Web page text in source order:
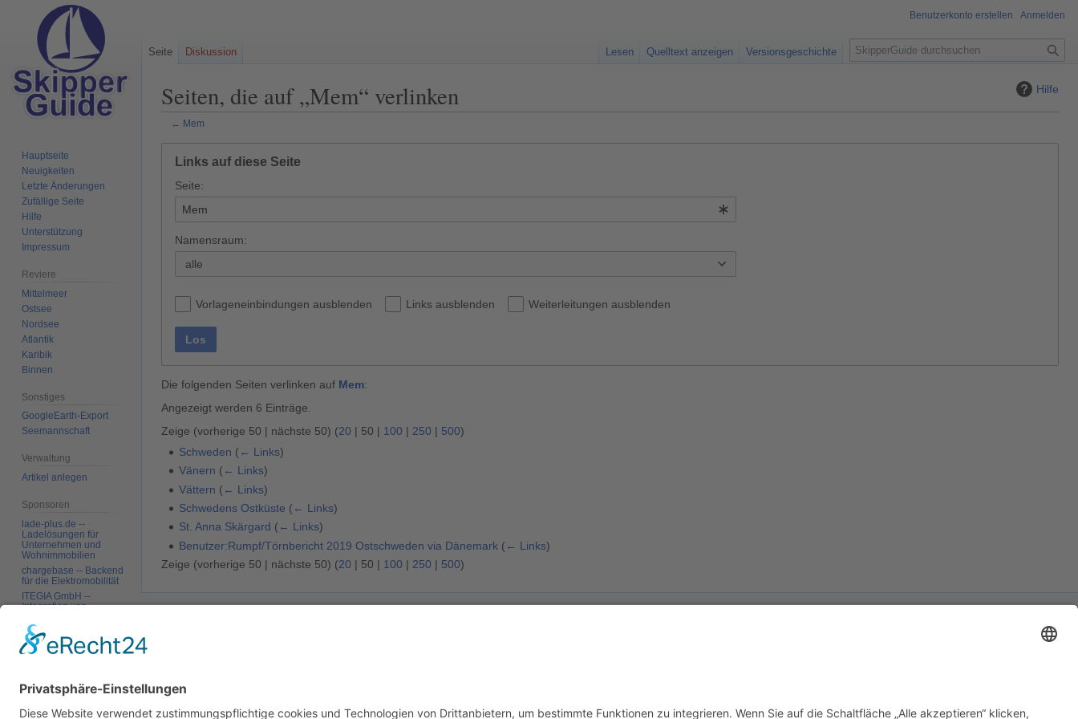
Hilfe
Seiten, die auf „Mem“ verlinken
← Mem
Navigation
springen
Suche
springen
Links auf diese Seite
Seite:
Namensraum:
alle
Vorlageneinbindungen ausblenden Links ausblenden Weiterleitungen ausblenden
Los
Die folgenden Seiten verlinken auf Mem:
Angezeigt werden 6 Einträge.
Zeige (vorherige 50 | nächste 50) (20 | 50 | 100 | 250 | 500)
Schweden ( ← Links)
Vänern ( ← Links)
Vättern ( ← Links)
Schwedens Ostküste ( ← Links)
St. Anna Skärgard ( ← Links)
Benutzer:Rumpf/Törnbericht 2019 Ostschweden via Dänemark ( ← Links)
Zeige (vorherige 50 | nächste 50) (20 | 50 | 100 | 250 | 500)
Benutzerkonto erstellen Anmelden
Seite Diskussion Lesen Quelltext anzeigen Versionsgeschichte
S
u
e
Hauptseite
Neuigkeiten
Letzte Änderungen
Zufällige Seite
Hilfe
Unterstützung
Impressum
Reviere
Mittelmeer
Ostsee
Nordsee
Atlantik
Karibik
Binnen
Sonstiges
GoogleEarth-Export
Seemannschaft
Verwaltung
Artikel anlegen
Sponsoren
lade-plus.de --
Ladelösungen für
Unternehmen und
Wohnimmobilien
chargebase -- Backend
für die Elektromobilität
ITEGIA GmbH --
Integration von
individuelle
Softwarelösungen
Spezialseiten
Druckversion